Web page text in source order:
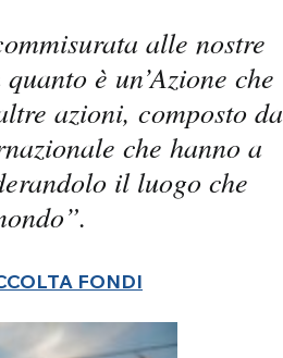
alle nostre
è un’Azione che
azioni, composto da
che hanno a
il luogo che
FONDI